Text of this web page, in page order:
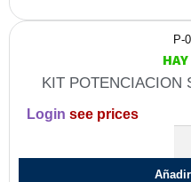
P-
KIT POTENCIACION
Login see prices